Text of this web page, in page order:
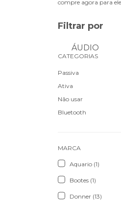
compre agora para
Filtrar por
ÁUDIO
CATEGORIAS
Passiva
Ativa
Não usar
Bluetooth
MARCA
Aquario (1)
Bootes (1)
Donner (13)